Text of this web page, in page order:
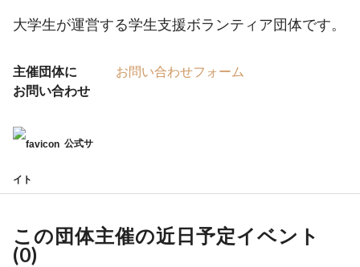
大学生が運営する学生支援ボランティア団体です。
主催団体に
お問い合わせ
お問い合わせフォーム
公式サ
イト
この団体主催の近日予定イベント
(0)